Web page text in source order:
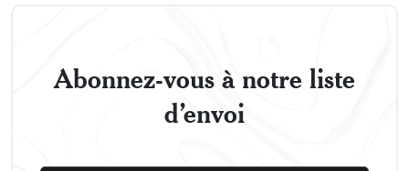
Abonnez-vous à notre liste
d’envoi